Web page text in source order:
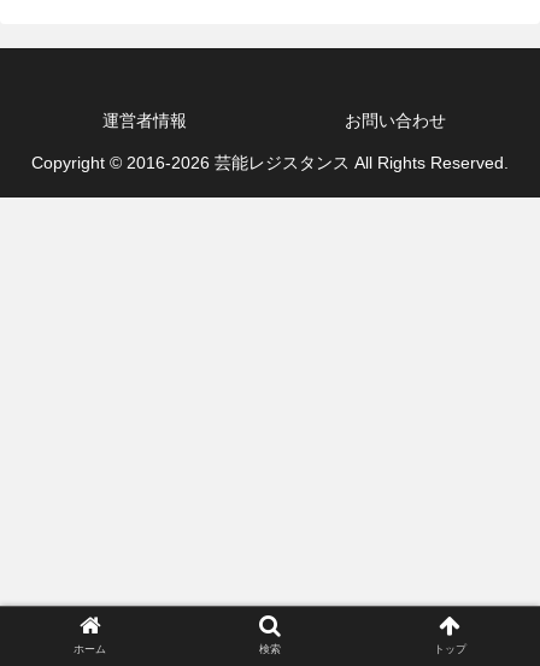
運営者情報 お問い合わせ
Copyright © 2016-2026 芸能レジスタンス All Rights Reserved.
ホーム 検索 トップ